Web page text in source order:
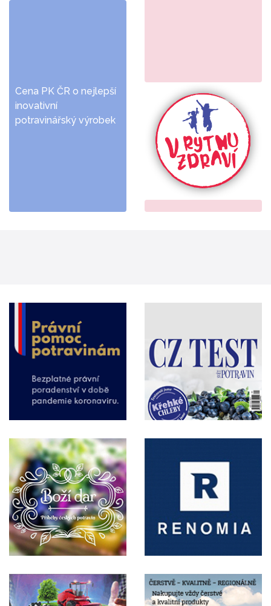
Cena PK ČR o nejlepší
inovativní
potravinářský výrobek